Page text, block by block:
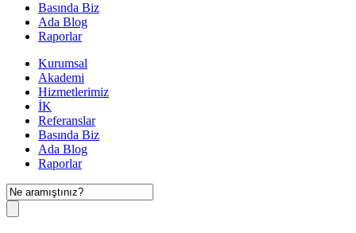
Basında Biz
Ada Blog
Raporlar
Kurumsal
Akademi
Hizmetlerimiz
İK
Referanslar
Basında Biz
Ada Blog
Raporlar